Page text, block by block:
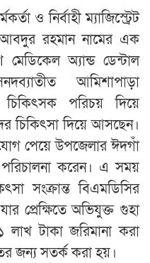
ও নির্বাহী ম্যাজিস্ট্রেট
রহমান নামের এক
মেডিকেল অ্যান্ড ডেন্টাল
আমিশাপাড়া
পরিচয় দিয়ে
চিকিৎসা দিয়ে আসছেন।
পেয়ে উপজেলার ঈদগাঁ
করেন। এ সময়
সংক্রান্ত বিএমডিসির
প্রেক্ষিতে অভিযুক্ত গুহা
টাকা জরিমানা করা
জন্য সতর্ক করা হয়।